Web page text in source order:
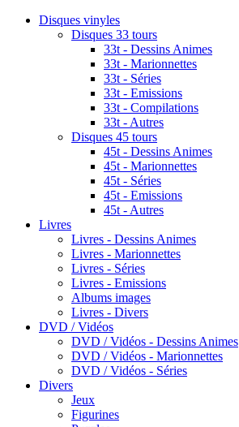
Disques vinyles
Disques 33 tours
33t - Dessins Animes
33t - Marionnettes
33t - Séries
33t - Emissions
33t - Compilations
33t - Autres
Disques 45 tours
45t - Dessins Animes
45t - Marionnettes
45t - Séries
45t - Emissions
45t - Autres
Livres
Livres - Dessins Animes
Livres - Marionnettes
Livres - Séries
Livres - Emissions
Albums images
Livres - Divers
DVD / Vidéos
DVD / Vidéos - Dessins Animes
DVD / Vidéos - Marionnettes
DVD / Vidéos - Séries
Divers
Jeux
Figurines